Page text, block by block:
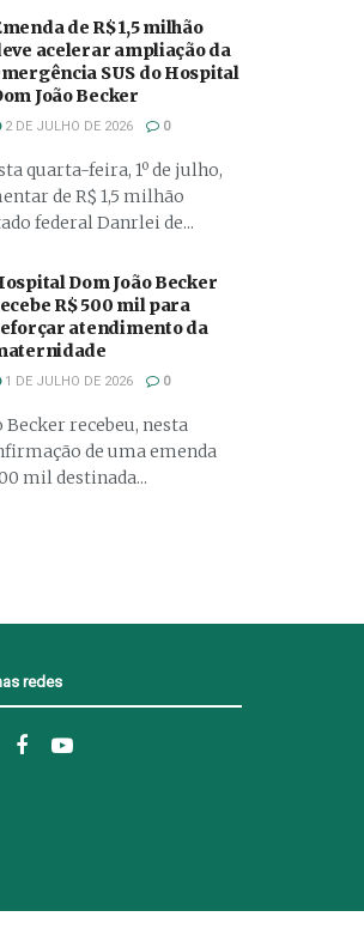
de R$ 1,5 milhão
acelerar ampliação da
SUS do Hospital
João Becker
2 DE JULHO DE 2026 0
quarta-feira, 1º de julho,
de R$ 1,5 milhão
federal Danrlei de...
Dom João Becker
R$ 500 mil para
atendimento da
1 DE JULHO DE 2026 0
recebeu, nesta
de uma emenda
mil destinada...
redes